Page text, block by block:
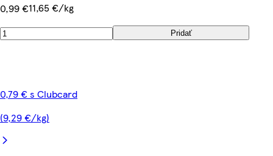
0,99 €11,65 €/kg
Pridať
0,79 € s Clubcard
(9,29 €/kg)